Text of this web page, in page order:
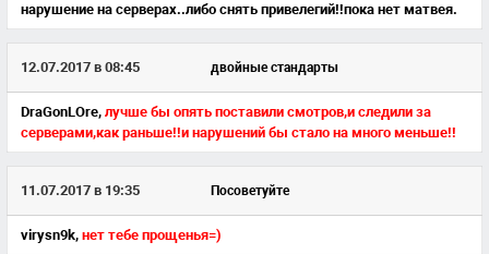
нарушение на серверах..либо снять привелегий!!пока нет матвея.
12.07.2017 в 08:45 двойные стандарты
DraGonLOre, лучше бы опять поставили смотров,и следили за
серверами,как раньше!!и нарушений бы стало на много меньше!!
11.07.2017 в 19:35 Посоветуйте
virysn9k, нет тебе прощенья=)